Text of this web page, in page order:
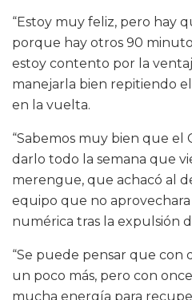
“Estoy muy feliz, pero hay
porque hay otros 90
estoy contento por la
manejarla bien repitiendo
en la vuelta.
“Sabemos muy bien que el
darlo todo la semana que
merengue, que achacó al
equipo que no
numérica tras la expulsión
“Se puede pensar que con
un poco más, pero con
mucha energía para